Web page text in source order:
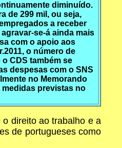
diminuído.
de 299 mil, ou seja,
a receber
se-á ainda mais
com o apoio aos
o número de
CDS também se
despesas com o SNS
no Memorando
medidas previstas no
direito ao trabalho e a
de portugueses como